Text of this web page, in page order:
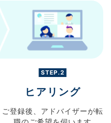
STEP.2
ヒアリング
ご登録後、 アドバイザーが転